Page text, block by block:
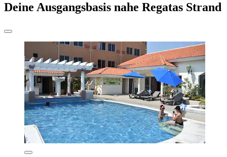
Deine Ausgangsbasis nahe Regatas Strand